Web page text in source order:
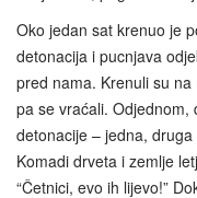
Oko jedan sat krenuo je
detonacija i pucnjava
pred nama. Krenuli su
pa se vraćali.
detonacije – jedna,
Komadi drveta i zemlje
“Četnici, evo ih lijevo!”